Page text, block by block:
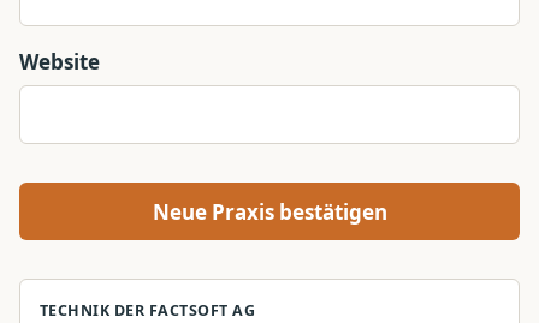
Website
Neue Praxis bestätigen
TECHNIK DER FACTSOFT AG